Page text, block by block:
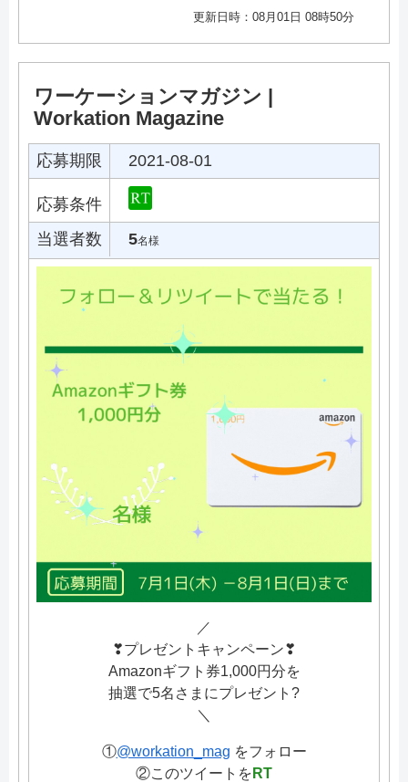
更新日時：08月01日 08時50分
ワーケーションマガジン |
Workation Magazine
応募期限 2021-08-01
応募条件
当選者数
5名様
／
❣プレゼントキャンペーン❣
Amazonギフト券1,000円分を
抽選で5名さまにプレゼント?
＼
①@workation_mag をフォロー
②このツイートを RT